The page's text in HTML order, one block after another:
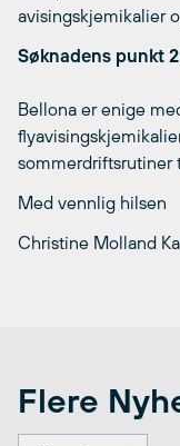
avisingskjemikalier
Søknadens punkt
Bellona er enige
sommerdriftsrutiner
Med vennlig hilsen
Christine Molland
Flere